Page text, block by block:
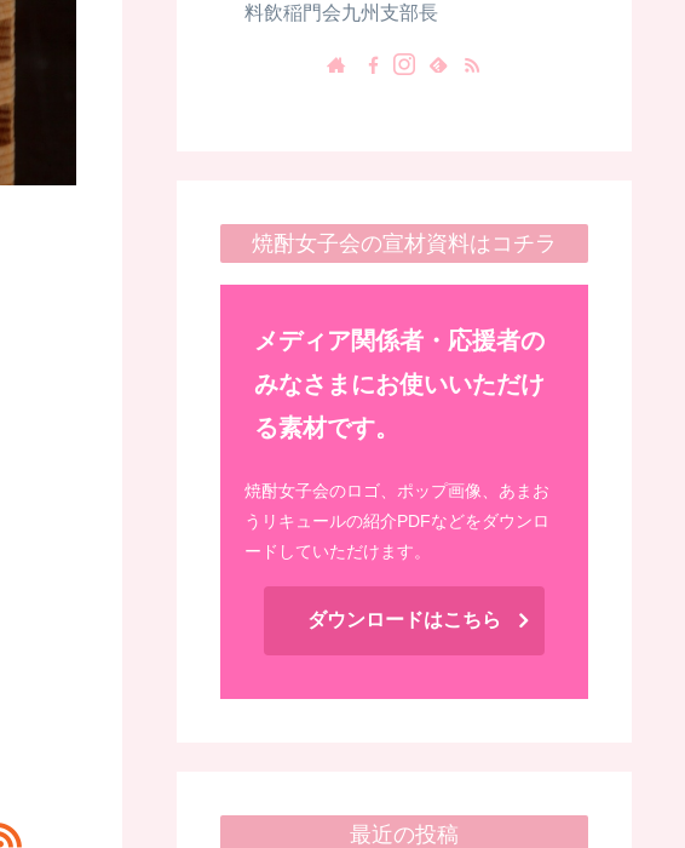
料飲稲門会九州支部長
焼酎女子会の宣材資料はコチラ
メディア関係者・応援者の
みなさまにお使いいただけ
る素材です。
焼酎女子会のロゴ、ポップ画像、あまお
うリキュールの紹介PDFなどをダウンロ
ードしていただけます。
ダウンロードはこちら
最近の投稿